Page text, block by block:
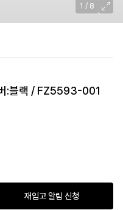
1 / 8
:블랙 / FZ5593-001
재입고 알림 신청